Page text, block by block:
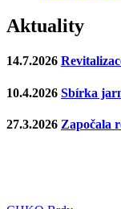
Aktuality
14.7.2026
10.4.2026 Sbírka
27.3.2026 Započala